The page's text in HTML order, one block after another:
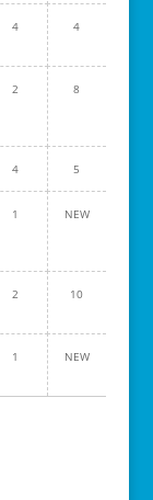
4 4
2 8
4 5
1 NEW
2 10
1 NEW